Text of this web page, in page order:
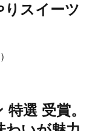
スイーツ
選 受賞。